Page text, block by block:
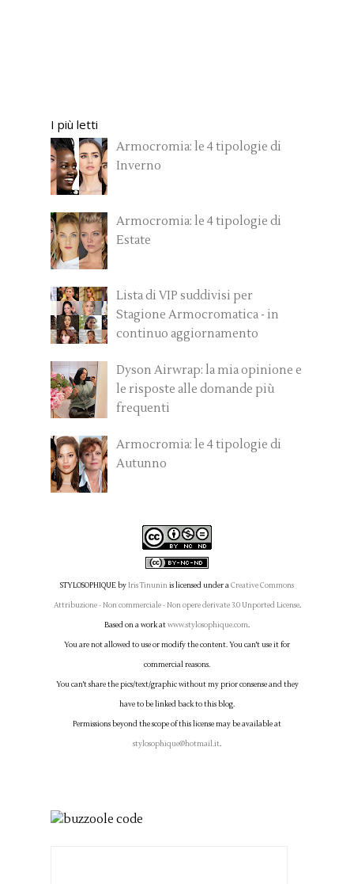
I più letti
Armocromia: le 4 tipologie di
Inverno
Armocromia: le 4 tipologie di
Estate
Lista di VIP suddivisi per
Stagione Armocromatica - in
continuo aggiornamento
Dyson Airwrap: la mia opinione e
le risposte alle domande più
frequenti
Armocromia: le 4 tipologie di
Autunno
STYLOSOPHIQUE byIris Tinuninis licensed under aCreative Commons
Attribuzione - Non commerciale - Non opere derivate 3.0 Unported License.
Based on a work atwww.stylosophique.com.
You are not allowed to use or modify the content. You can't use it for
commercial reasons.
You can't share the pics/text/graphic without my prior consense and they
have to be linked back to this blog.
Permissions beyond the scope of this license may be available at
stylosophique@hotmail.it.